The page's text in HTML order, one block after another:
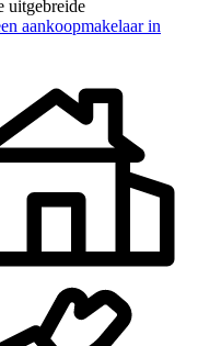
uitgebreide
aankoopmakelaar in